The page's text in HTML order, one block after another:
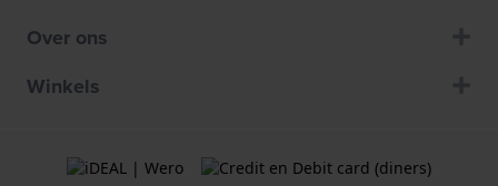
Over ons
Winkels